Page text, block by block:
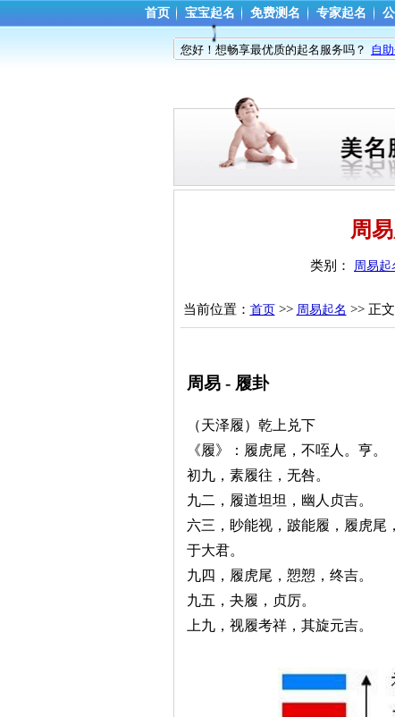
首页 宝宝起名 免费测名 专家起名
您好！想畅享最优质的起名服务吗？ 自
周
类别： 周易起
当前位置： 首页>> 周易起名 >> 正文
周易 - 履卦
（天泽履）乾上兑下
《履》：履虎尾，不咥人。亨。
初九，素履往，无咎。
九二，履道坦坦，幽人贞吉。
六三，眇能视，跛能履，履虎尾
于大君。
九四，履虎尾，愬愬，终吉。
九五，夬履，贞厉。
上九，视履考祥，其旋元吉。